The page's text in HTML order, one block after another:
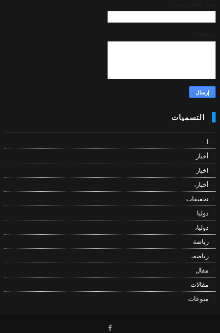
التسميات
أخبار
اخبار
أخبار،
تحقيقات
دوليا
دوليا،
رياضة
رياضة،
مقال
مقالات
منوعات